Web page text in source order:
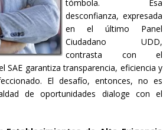
tómbola. Esa
desconfianza, expresada
en el último Panel
Ciudadano UDD,
contrasta con el
SAE garantiza transparencia, eficiencia y
El desafío, entonces, no es
de oportunidades dialoge con el